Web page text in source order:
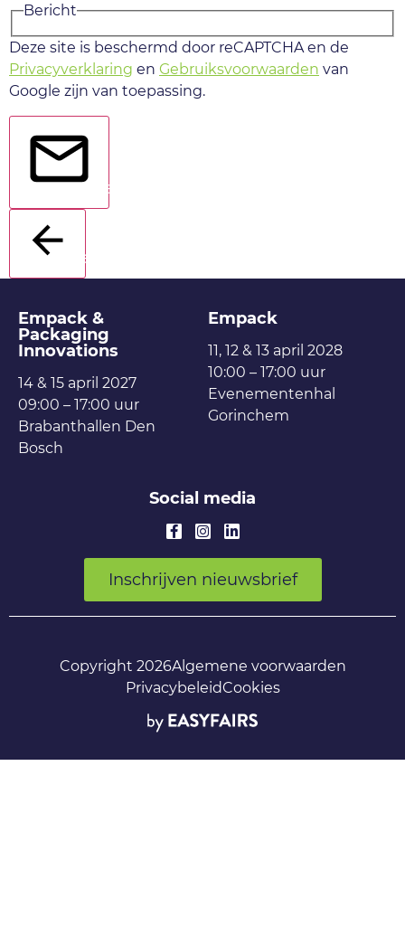
Bericht
Deze site is beschermd door reCAPTCHA en de
Privacyverklaring en Gebruiksvoorwaarden van
Google zijn van toepassing.
Verstuur
Terug
Empack &
Packaging
Innovations
14 & 15 april 2027
09:00 – 17:00 uur
Brabanthallen Den
Bosch
Empack
11, 12 & 13 april 2028
10:00 – 17:00 uur
Evenementenhal
Gorinchem
Social media
Inschrijven nieuwsbrief
Copyright 2026Algemene voorwaarden
PrivacybeleidCookies